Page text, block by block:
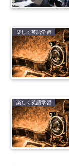
楽しく英語学習
楽しく英語学習